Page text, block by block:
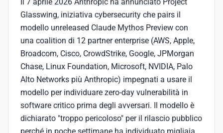
Glasswing, iniziativa cybersecurity che pairs il
modello unreleased Claude Mythos Preview con
una coalition di 12 partner enterprise (AWS, Apple,
Broadcom, Cisco, CrowdStrike, Google, JPMorgan
Chase, Linux Foundation, Microsoft, NVIDIA, Palo
Alto Networks più Anthropic) impegnati a usare il
modello per individuare zero-day vulnerabilità in
software critico prima degli avversari. Il modello è
dichiarato "troppo pericoloso" per il rilascio pubblico